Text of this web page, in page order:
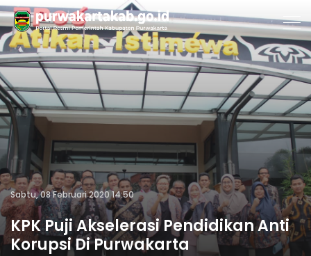
Sabtu, 08 Februari 2020 14:50
KPK Puji Akselerasi Pendidikan Anti
Korupsi Di Purwakarta